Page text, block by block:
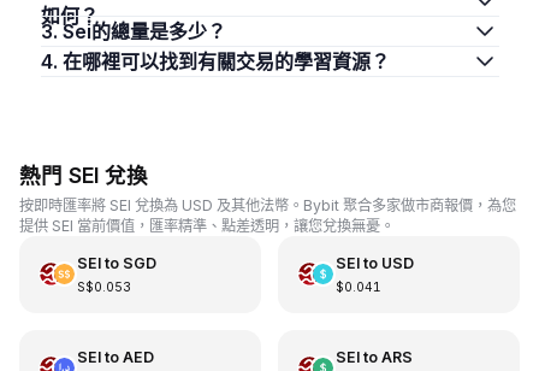
如何？
3. Sei的總量是多少？
4. 在哪裡可以找到有關交易的學習資源？
熱門 SEI 兌換
按即時匯率將 SEI 兌換為 USD 及其他法幣。Bybit 聚合多家做市商報價，為您
提供 SEI 當前價值，匯率精準、點差透明，讓您兌換無憂。
SEIto SGD
S$0.053
SEIto USD
$0.041
SEIto AED SEIto ARS